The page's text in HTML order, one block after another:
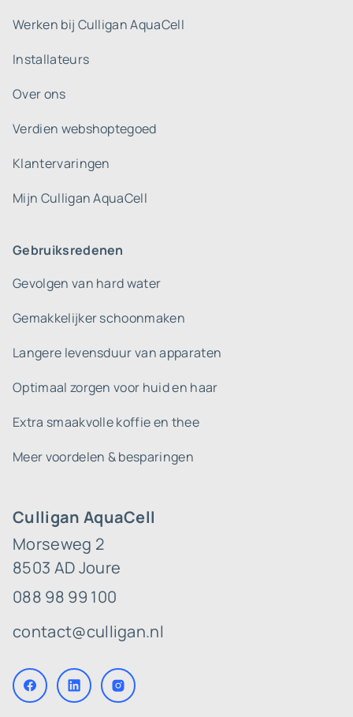
Culligan AquaCell
Morseweg 2
8503 AD Joure
088 98 99 100
contact@culligan.nl
Werken bij Culligan AquaCell
Installateurs
Over ons
Verdien webshoptegoed
Klantervaringen
Mijn Culligan AquaCell
Gebruiksredenen
Gevolgen van hard water
Gemakkelijker schoonmaken
Langere levensduur van apparaten
Optimaal zorgen voor huid en haar
Extra smaakvolle koffie en thee
Meer voordelen & besparingen